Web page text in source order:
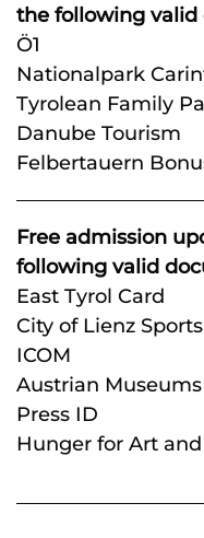
the following valid
Ö1
Nationalpark
Tyrolean Family
Danube Tourism
Felbertauern
Free admission
following valid
East Tyrol Card
City of Lienz
ICOM
Austrian
Press ID
Hunger for Art